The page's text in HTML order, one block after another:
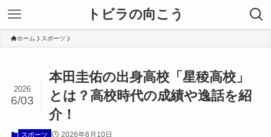
トビラの向こう
ホーム スポーツ
本田圭佑の出身高校「星稜高校」
とは？高校時代の成績や逸話を紹
介！
2026
6/03
スポーツ 2026年6月10日